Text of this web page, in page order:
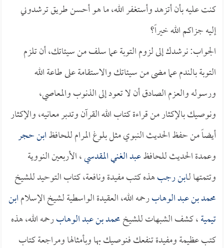
كنت عليه بأن أتزهد وأستغفر الله، ما هو أحسن طريق ترشدوني
إليه جزاكم الله خيراً؟
الجواب: نرشدك إلى لزوم التوبة عما سلف من سيئاتك، أن تلزم
التوبة بالندم عما مضى من سيئاتك والاستقامة على طاعة الله
ورسوله والعزم الصادق أن لا تعود إلى الذنوب والمعاصي،
ونوصيك بالإكثار من قراءة كتاب الله القرآن وتدبر معانيه، والإكثار
أيضاً من حفظ الحديث النبوي مثل بلوغ المرام للحافظابن حجر
وعمدة الحديث للحافظعبد الغني المقدسي، الأربعين النووية
وتتمتها لـابن رجبهذه كتب مفيدة ونافعة، كتاب التوحيد للشيخ
محمد بن عبد الوهابرحمه الله، العقيدة الواسطية لشيخ الإسلامابن
تيمية، كشف الشبهات للشيخمحمد بن عبد الوهابرحمه الله، هذه
كتب عظيمة ومفيدة تنفعك فنوصيك بها وبأمثالها ومراجعة كتاب